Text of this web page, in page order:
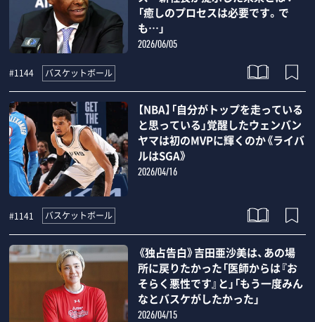
「癒しのプロセスは必要です。で
も…」
2026/06/05
#1144 バスケットボール
【NBA】「自分がトップを走っている
と思っている」覚醒したウェンバン
ヤマは初のMVPに輝くのか《ライバ
ルはSGA》
2026/04/16
#1141 バスケットボール
《独占告白》吉田亜沙美は、あの場
所に戻りたかった「医師からは『お
そらく悪性です』と」「もう一度みん
なとバスケがしたかった」
2026/04/15